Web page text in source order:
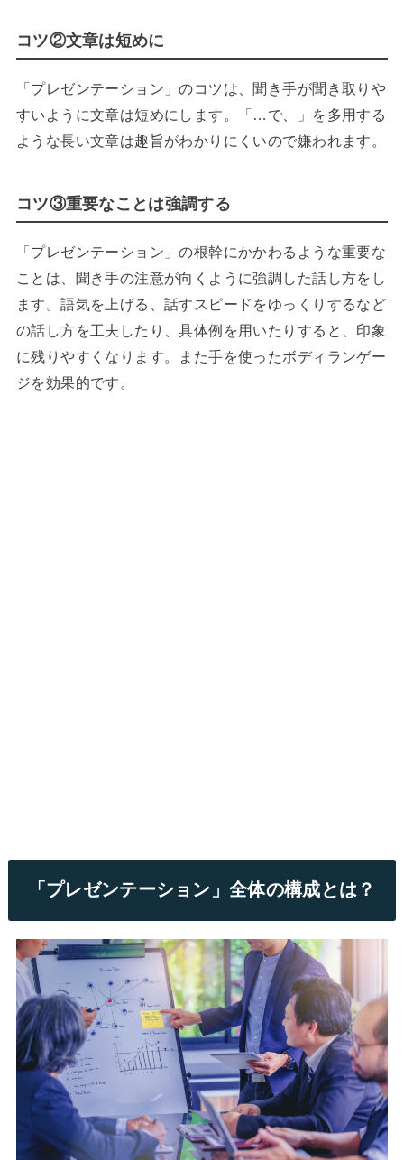
コツ②文章は短めに
「プレゼンテーション」のコツは、聞き手が聞き取りや
すいように文章は短めにします。「…で、」を多用する
ような長い文章は趣旨がわかりにくいので嫌われます。
コツ③重要なことは強調する
「プレゼンテーション」の根幹にかかわるような重要な
ことは、聞き手の注意が向くように強調した話し方をし
ます。語気を上げる、話すスピードをゆっくりするなど
の話し方を工夫したり、具体例を用いたりすると、印象
に残りやすくなります。また手を使ったボディランゲー
ジを効果的です。
「プレゼンテーション」全体の構成とは？